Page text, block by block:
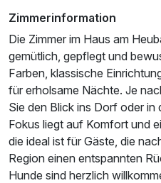
Ausstattung
Für 7 Tage
Garten Chalet
2 Erwachsene und 1 Kind
Zimmerinformation
Die Zimmer im Haus am
gemütlich, gepflegt und
Farben, klassische
für erholsame Nächte. Je
Sie den Blick ins Dorf oder in
Fokus liegt auf Komfort und
die ideal ist für Gäste, die
Region einen entspannten
Hunde sind herzlich